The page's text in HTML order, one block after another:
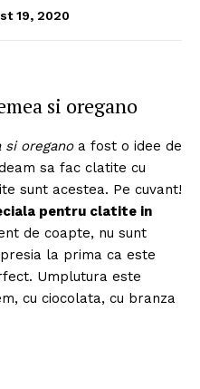
19, 2020
si oregano
oreganoa fost o idee de
sa fac clatite cu
sunt acestea. Pe cuvant!
pentru clatite in
de coapte, nu sunt
la prima ca este
Umplutura este
cu ciocolata, cu branza